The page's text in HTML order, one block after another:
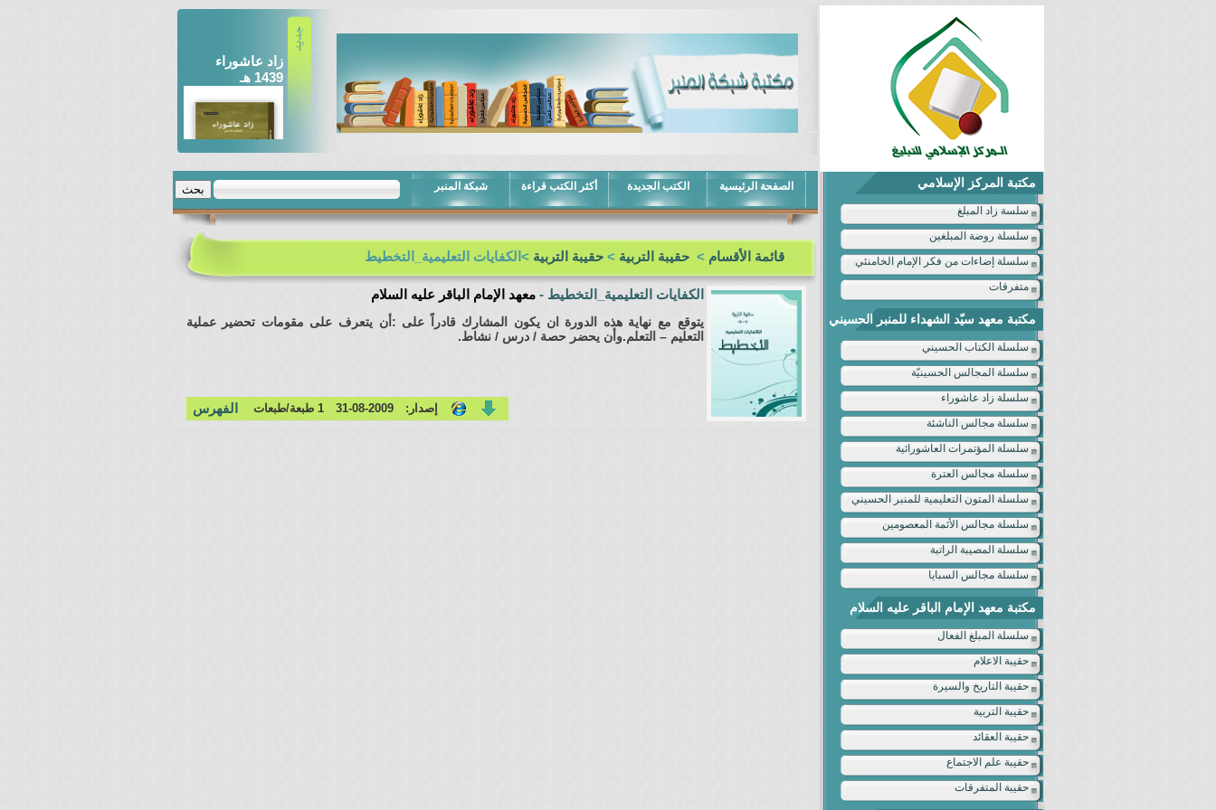
مكتبة المركز الإسلامي
سلسة زاد المبلغ
سلسلة روضة المبلغين
سلسلة إضاءات من فكر الإمام الخامنئي
متفرقات
مكتبة معهد سيّد الشهداء للمنبر الحسيني
سلسلة الكتاب الحسيني
سلسلة المجالس الحسينيّة
سلسلة زاد عاشوراء
سلسلة مجالس الناشئة
سلسلة المؤتمرات العاشورائية
سلسلة مجالس العترة
سلسلة المتون التعليمية للمنبر الحسيني
سلسلة مجالس الأئمة المعصومين
سلسلة المصيبة الراتبة
سلسلة مجالس السبايا
مكتبة معهد الإمام الباقر عليه السلام
سلسلة المبلغ الفعال
حقيبة الاعلام
حقيبة التاريخ والسيرة
حقيبة التربية
حقيبة العقائد
حقيبة علم الاجتماع
حقيبة المتفرقات
زاد عاشوراء
1439 هـ
مسير السبايا من
الكوفة إلى الشام
المعصومين عليهم
السلام2
الصفحة الرئيسية الكتب الجديدة أكثر الكتب قراءة شبكة المنبر
قائمة الأقسام > حقيبة التربية > حقيبة التربية >الكفايات التعليمية_التخطيط
الكفايات التعليمية_التخطيط -معهد الإمام الباقر عليه السلام
يتوقع مع نهاية هذه الدورة ان يكون المشارك قادراً على :أن يتعرف على مقومات تحضير عملية
التعليم – التعلم.وأن يحضر حصة / درس / نشاط.
إصدار: 31-08-2009 1 طبعة/طبعات الفهرس